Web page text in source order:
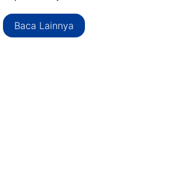
Baca Lainnya